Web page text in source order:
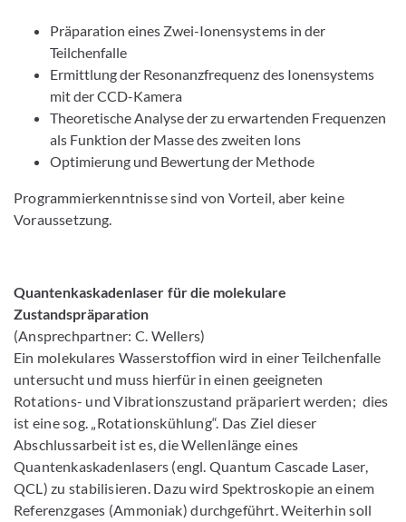
Präparation eines Zwei-Ionensystems in der
Teilchenfalle
Ermittlung der Resonanzfrequenz des Ionensystems
mit der CCD-Kamera
Theoretische Analyse der zu erwartenden Frequenzen
als Funktion der Masse des zweiten Ions
Optimierung und Bewertung der Methode
Programmierkenntnisse sind von Vorteil, aber keine
Voraussetzung.
Quantenkaskadenlaser für die molekulare
Zustandspräparation
(Ansprechpartner: C. Wellers)
Ein molekulares Wasserstoffion wird in einer Teilchenfalle
untersucht und muss hierfür in einen geeigneten
Rotations- und Vibrationszustand präpariert werden; dies
ist eine sog. „Rotationskühlung“. Das Ziel dieser
Abschlussarbeit ist es, die Wellenlänge eines
Quantenkaskadenlasers (engl. Quantum Cascade Laser,
QCL) zu stabilisieren. Dazu wird Spektroskopie an einem
Referenzgases (Ammoniak) durchgeführt. Weiterhin soll